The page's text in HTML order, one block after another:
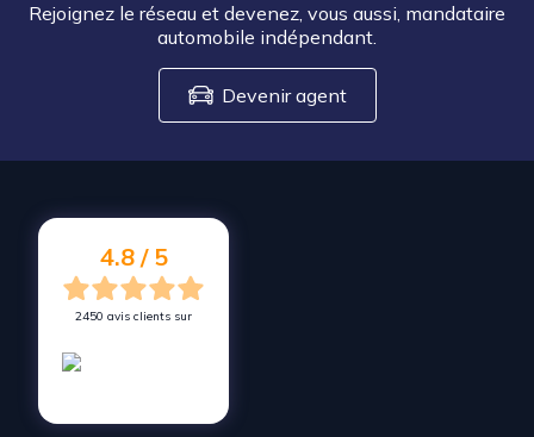
Rejoignez le réseau et devenez, vous aussi, mandataire
automobile indépendant.
Devenir agent
4.8 / 5
2450 avis clients sur